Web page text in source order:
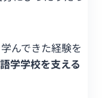
んできた経験を
学学校を支える